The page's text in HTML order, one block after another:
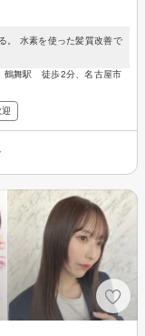
。 水素を使った髪質改善で
鶴舞駅 徒歩2分、名古屋市
迎